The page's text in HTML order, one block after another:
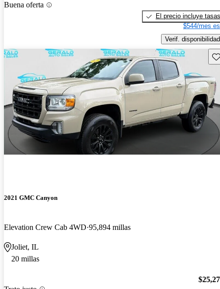
Buena oferta
El precio incluye tasas
$544/mes
Verif. disponibilidad
2021 GMC Canyon
Elevation Crew Cab 4WD 95,894 millas
Joliet, IL
20 millas